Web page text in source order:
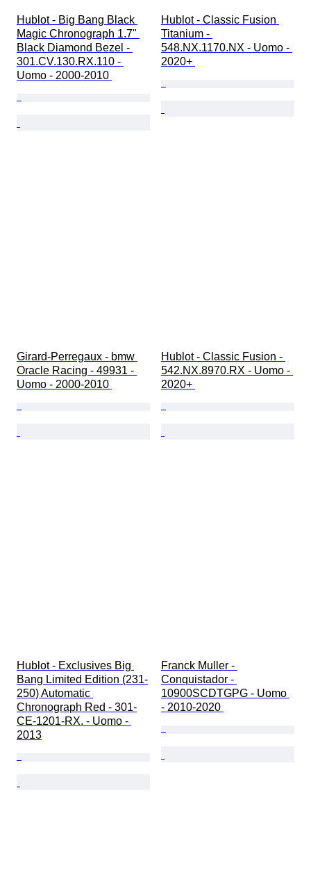
Hublot - Big Bang Black
Magic Chronograph 1.7"
Black Diamond Bezel -
301.CV.130.RX.110 -
Uomo - 2000-2010
Hublot - Classic Fusion
Titanium -
548.NX.1170.NX - Uomo -
2020+
Girard-Perregaux - bmw
Oracle Racing - 49931 -
Uomo - 2000-2010
Hublot - Classic Fusion -
542.NX.8970.RX - Uomo -
2020+
Hublot - Exclusives Big
Bang Limited Edition (231-
250) Automatic
Chronograph Red - 301-
CE-1201-RX. - Uomo -
2013
Franck Muller -
Conquistador -
10900SCDTGPG - Uomo
- 2010-2020